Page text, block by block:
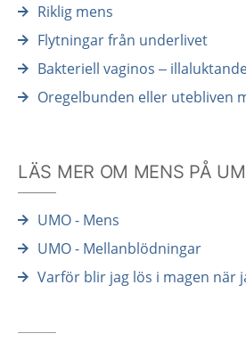
Riklig mens
Flytningar från underlivet
Bakteriell vaginos –
Oregelbunden eller utebliven
LÄS MER OM MENS PÅ
UMO - Mens
UMO - Mellanblödningar
Varför blir jag lös i magen när